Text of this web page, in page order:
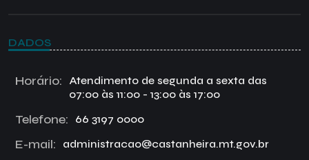
DADOS
Horário:
Atendimento de segunda a sexta das
07:00 às 11:00 - 13:00 às 17:00
Telefone: 66 3197 0000
E-mail: administracao@castanheira.mt.gov.br